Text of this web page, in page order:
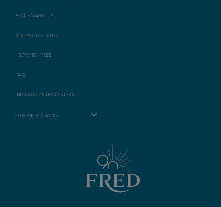
ACCESSIBILITÀ
MAPPA DEL SITO
I SERVIZI FRED
FAQ
IMPOSTAZIONI COOKIE
EUROPE - ITALIANO